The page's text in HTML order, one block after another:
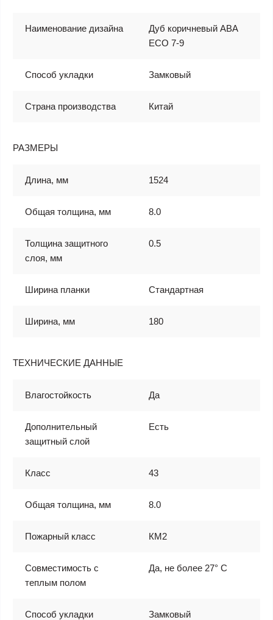
Наименование дизайна
Дуб коричневый ABA
ECO 7-9
Способ укладки Замковый
Страна производства Китай
РАЗМЕРЫ
Длина, мм 1524
Общая толщина, мм 8.0
Толщина защитного
слоя, мм
0.5
Ширина планки Стандартная
Ширина, мм 180
ТЕХНИЧЕСКИЕ ДАННЫЕ
Влагостойкость Да
Дополнительный
защитный слой
Есть
Класс 43
Общая толщина, мм 8.0
Пожарный класс КМ2
Совместимость с
теплым полом
Да, не более 27° С
Способ укладки Замковый